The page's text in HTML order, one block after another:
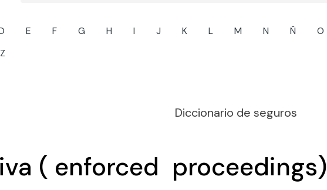
E F G H I J K L M N Ñ O
Z
Diccionario de seguros
( enforced proceedings)